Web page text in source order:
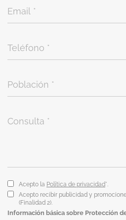
Acepto la Política de privacidad*.
Acepto recibir publicidad y
(Finalidad 2).
Información básica sobre Protección